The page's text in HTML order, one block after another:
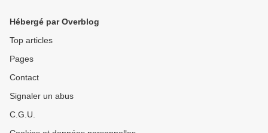
Hébergé par Overblog
Top articles
Pages
Contact
Signaler un abus
C.G.U.